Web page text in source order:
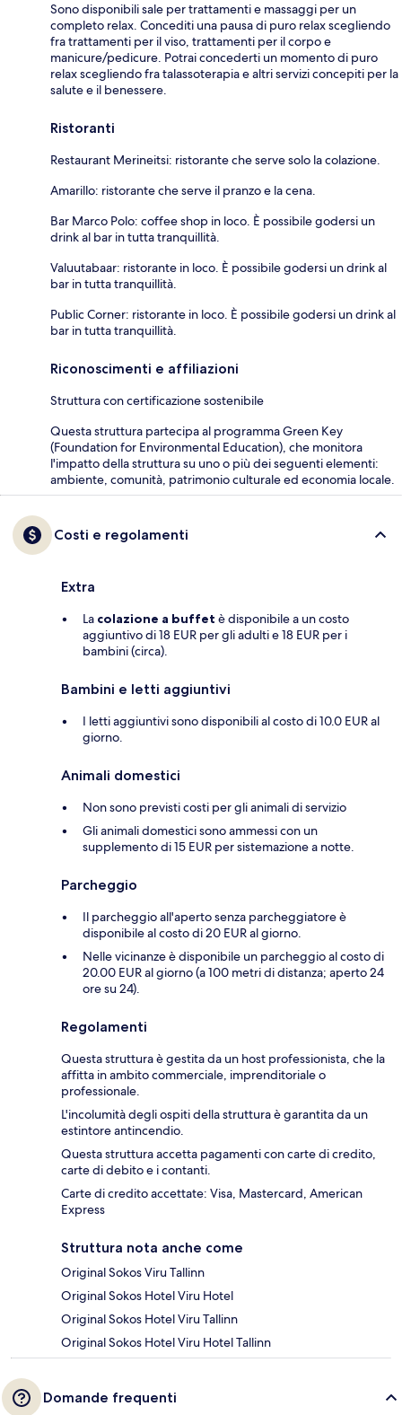
Sono disponibili sale per trattamenti e massaggi per un
completo relax. Concediti una pausa di puro relax scegliendo
fra trattamenti per il viso, trattamenti per il corpo e
manicure/pedicure. Potrai concederti un momento di puro
relax scegliendo fra talassoterapia e altri servizi concepiti per la
salute e il benessere.
Ristoranti
Restaurant Merineitsi: ristorante che serve solo la colazione.
Amarillo: ristorante che serve il pranzo e la cena.
Bar Marco Polo: coffee shop in loco. È possibile godersi un
drink al bar in tutta tranquillità.
Valuutabaar: ristorante in loco. È possibile godersi un drink al
bar in tutta tranquillità.
Public Corner: ristorante in loco. È possibile godersi un drink al
bar in tutta tranquillità.
Riconoscimenti e affiliazioni
Struttura con certificazione sostenibile
Questa struttura partecipa al programma Green Key
(Foundation for Environmental Education), che monitora
l'impatto della struttura su uno o più dei seguenti elementi:
ambiente, comunità, patrimonio culturale ed economia locale.
Costi e regolamenti
Extra
La colazione a buffet è disponibile a un costo
aggiuntivo di 18 EUR per gli adulti e 18 EUR per i
bambini (circa).
Bambini e letti aggiuntivi
I letti aggiuntivi sono disponibili al costo di 10.0 EUR al
giorno.
Animali domestici
Non sono previsti costi per gli animali di servizio
Gli animali domestici sono ammessi con un
supplemento di 15 EUR per sistemazione a notte.
Parcheggio
Il parcheggio all'aperto senza parcheggiatore è
disponibile al costo di 20 EUR al giorno.
Nelle vicinanze è disponibile un parcheggio al costo di
20.00 EUR al giorno (a 100 metri di distanza; aperto 24
ore su 24).
Regolamenti
Questa struttura è gestita da un host professionista, che la
affitta in ambito commerciale, imprenditoriale o
professionale.
L'incolumità degli ospiti della struttura è garantita da un
estintore antincendio.
Questa struttura accetta pagamenti con carte di credito,
carte di debito e i contanti.
Carte di credito accettate: Visa, Mastercard, American
Express
Struttura nota anche come
Original Sokos Viru Tallinn
Original Sokos Hotel Viru Hotel
Original Sokos Hotel Viru Tallinn
Original Sokos Hotel Viru Hotel Tallinn
Domande frequenti